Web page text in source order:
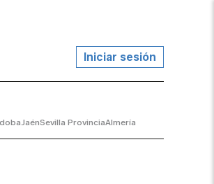
Iniciar sesión
JaénSevilla ProvinciaAlmería